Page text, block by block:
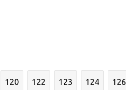
120 122 123 124 126